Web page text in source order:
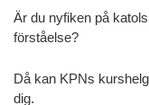
Är du nyfiken på
förståelse?
Då kan KPNs
dig.